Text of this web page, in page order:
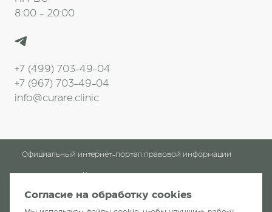
8:00 - 20:00
+7 (499) 703-49-04
+7 (967) 703-49-04
info@curare.clinic
Официальный интернет-портал правовой информации
Клинические рекомендации
Клиника «Кураре-Хирургия»
читать отзывы
Согласие на обработку cookies